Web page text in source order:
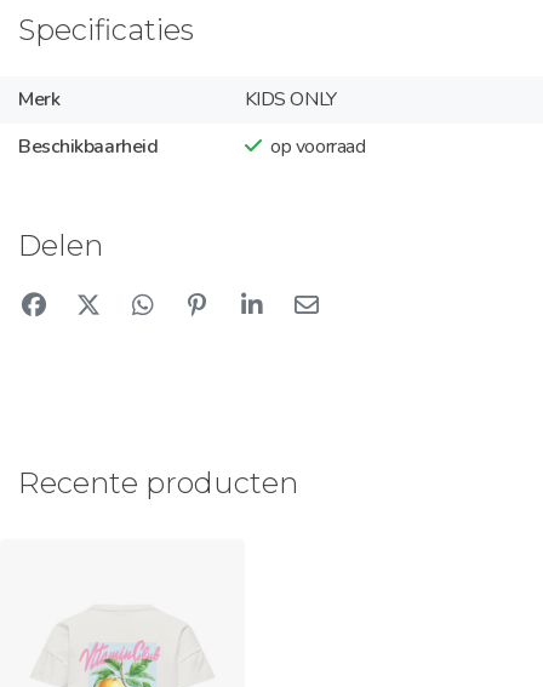
Specificaties
Merk
KIDS ONLY
Beschikbaarheid
op voorraad
Delen
Recente producten